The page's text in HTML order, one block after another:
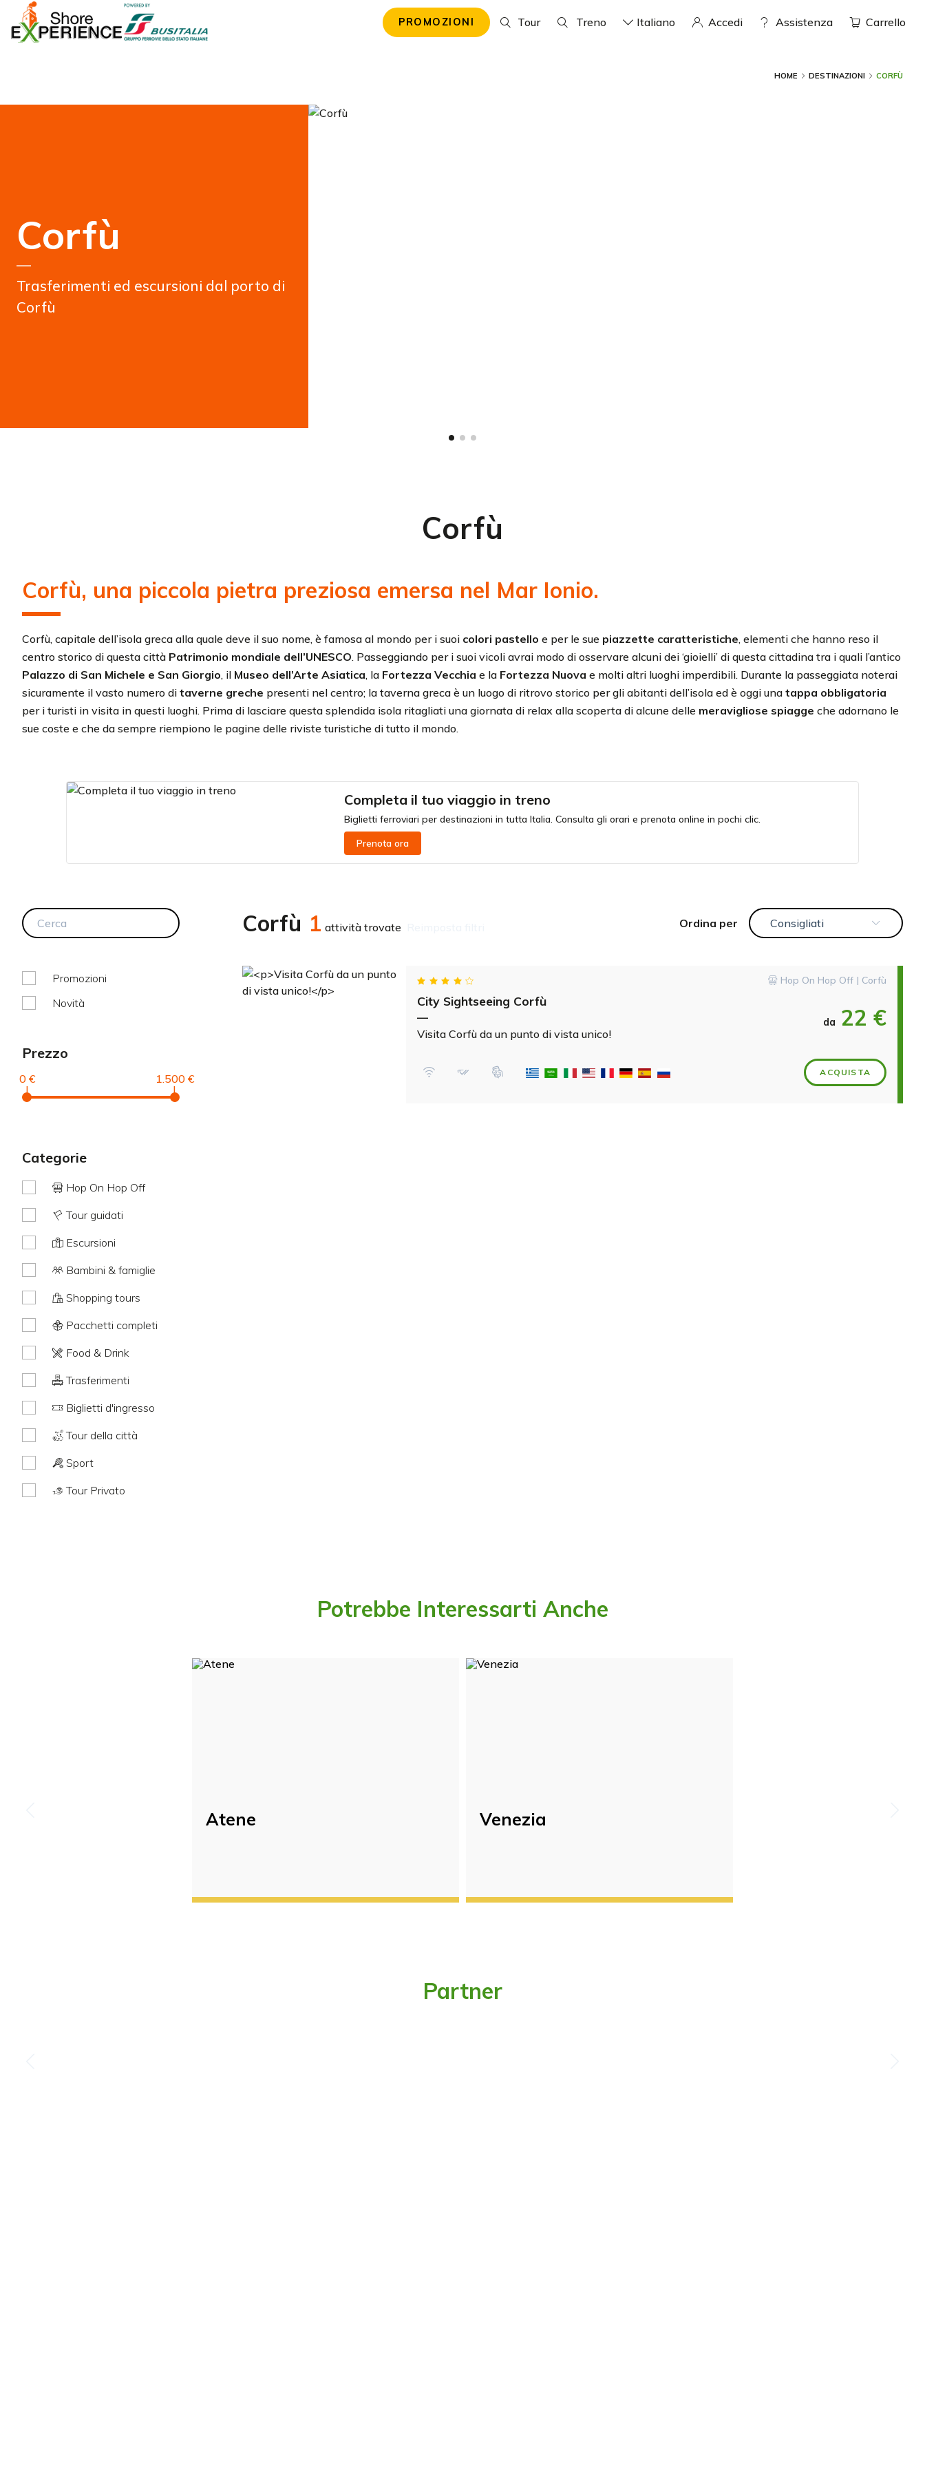
PROMOZIONI Tour Treno Italiano Accedi assistenza Carrello
HOME DESTINAZIONI CORFÙ
Corfù
—
Trasferimenti ed escursioni dal porto di
Corfù
Corfù
Corfù, una piccola pietra preziosa emersa nel Mar Ionio.
Corfù, capitale dell’isola greca alla quale deve il suo nome, è famosa al mondo per i suoi colori pastello e per le sue piazzette caratteristiche, elementi che hanno reso il
centro storico di questa città Patrimonio mondiale dell’UNESCO. Passeggiando per i suoi vicoli avrai modo di osservare alcuni dei ‘gioielli’ di questa cittadina tra i quali l’antico
Palazzo di San Michele e San Giorgio, il Museo dell’Arte Asiatica, la Fortezza Vecchia e la Fortezza Nuova e molti altri luoghi imperdibili. Durante la passeggiata noterai
sicuramente il vasto numero di taverne greche presenti nel centro; la taverna greca è un luogo di ritrovo storico per gli abitanti dell’isola ed è oggi una tappa obbligatoria
per i turisti in visita in questi luoghi. Prima di lasciare questa splendida isola ritagliati una giornata di relax alla scoperta di alcune delle meravigliose spiagge che adornano le
sue coste e che da sempre riempiono le pagine delle riviste turistiche di tutto il mondo.
Completa il tuo viaggio in treno
Biglietti ferroviari per destinazioni in tutta Italia. Consulta gli orari e prenota online in pochi clic.
Prenota ora
Corfù 1 attività trovate ordina per Consigliati
Promozioni
Novità
Prezzo
0 €
|
1.500 €
|
categorie
Hop On Hop Off
Tour guidati
Escursioni
Bambini & famiglie
Shopping tours
Pacchetti completi
Food & Drink
Trasferimenti
Biglietti d'ingresso
Tour della città
Sport
Tour Privato
Hop On Hop Off | Corfù
City Sightseeing Corfù
—
Visita Corfù da un punto di vista unico!
da 22 €
ACQUISTA
Potrebbe Interessarti Anche
Atene Venezia
Partner